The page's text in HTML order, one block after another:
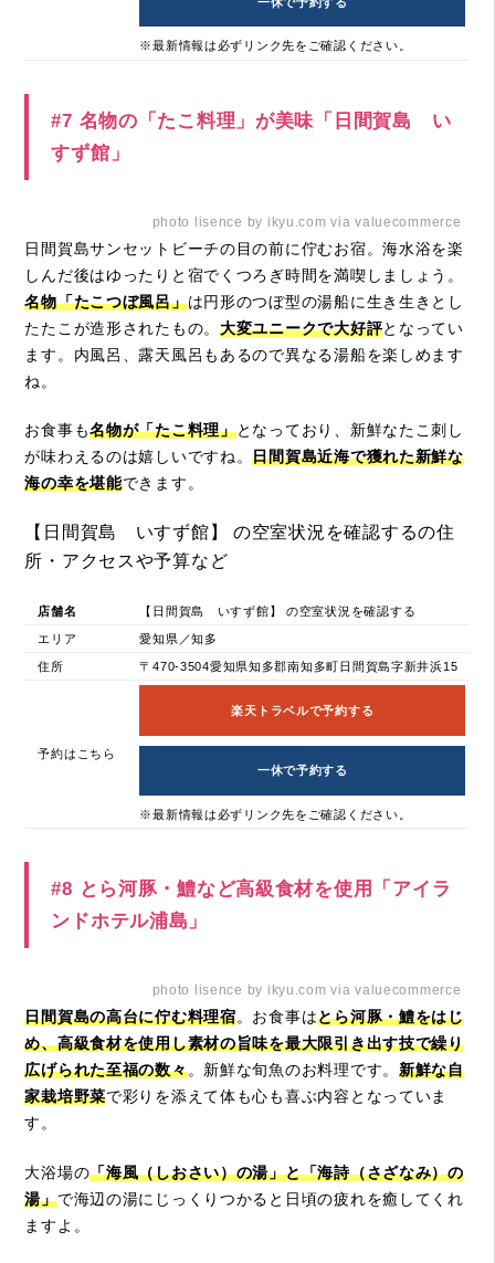
※最新情報は必ずリンク先をご確認ください。
#7 名物の「たこ料理」が美味「日間賀島 い
すず館」
photo lisence by ikyu.com via valuecommerce
日間賀島サンセットビーチの目の前に佇むお宿。海水浴を楽
しんだ後はゆったりと宿でくつろぎ時間を満喫しましょう。
名物「たこつぼ風呂」は円形のつぼ型の湯船に生き生きとし
たたこが造形されたもの。大変ユニークで大好評となってい
ます。内風呂、露天風呂もあるので異なる湯船を楽しめます
ね。
お食事も名物が「たこ料理」となっており、新鮮なたこ刺し
が味わえるのは嬉しいですね。日間賀島近海で獲れた新鮮な
海の幸を堪能できます。
【日間賀島 いすず館】 の空室状況を確認するの住
所・アクセスや予算など
店舗名 【日間賀島 いすず館】 の空室状況を確認する
エリア 愛知県／知多
住所 〒470-3504愛知県知多郡南知多町日間賀島字新井浜15
予約はこちら
楽天トラベルで予約する
一休で予約する
※最新情報は必ずリンク先をご確認ください。
#8 とら河豚・鱧など高級食材を使用「アイラ
ンドホテル浦島」
photo lisence by ikyu.com via valuecommerce
日間賀島の高台に佇む料理宿。お食事はとら河豚・鱧をはじ
め、高級食材を使用し素材の旨味を最大限引き出す技で繰り
広げられた至福の数々。新鮮な旬魚のお料理です。 新鮮な自
家栽培野菜で彩りを添えて体も心も喜ぶ内容となっていま
す。
大浴場の「海風（しおさい）の湯」と「海詩（さざなみ）の
湯」で海辺の湯にじっくりつかると日頃の疲れを癒してくれ
ますよ。